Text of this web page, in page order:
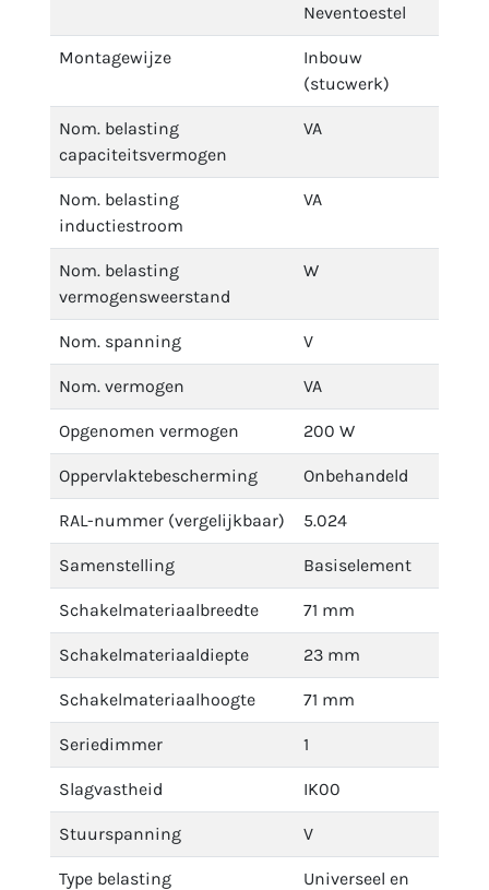
Neventoestel
Montagewijze
Inbouw
(stucwerk)
Nom. belasting
capaciteitsvermogen
VA
Nom. belasting
inductiestroom
VA
Nom. belasting
vermogensweerstand
W
Nom. spanning V
Nom. vermogen VA
Opgenomen vermogen 200 W
Oppervlaktebescherming Onbehandeld
RAL-nummer (vergelijkbaar) 5.024
Samenstelling Basiselement
Schakelmateriaalbreedte 71 mm
Schakelmateriaaldiepte 23 mm
Schakelmateriaalhoogte 71 mm
Seriedimmer 1
Slagvastheid IK00
Stuurspanning V
Type belasting
Universeel en